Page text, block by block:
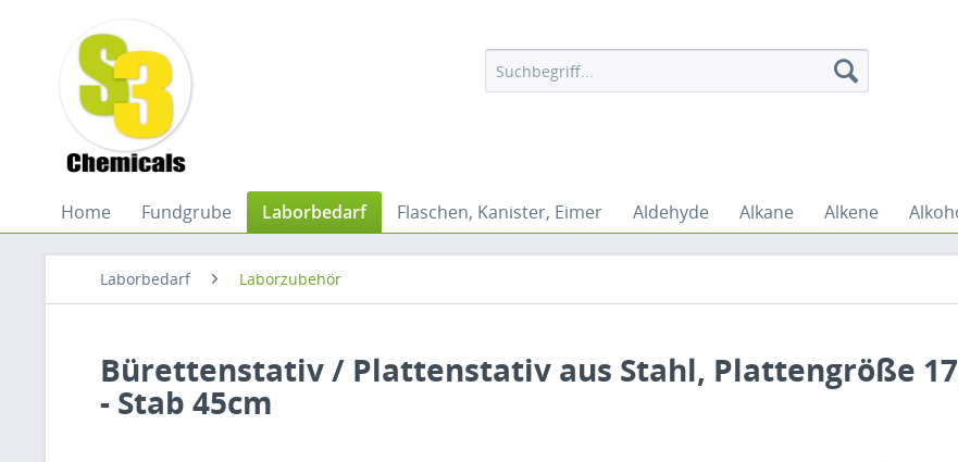
Home Fundgrube Laborbedarf Flaschen, Kanister, Eimer Aldehyde Alkane Alkene
Laborbedarf Laborzubehör
Bürettenstativ / Plattenstativ aus Stahl, Plattengröße
- Stab 45cm